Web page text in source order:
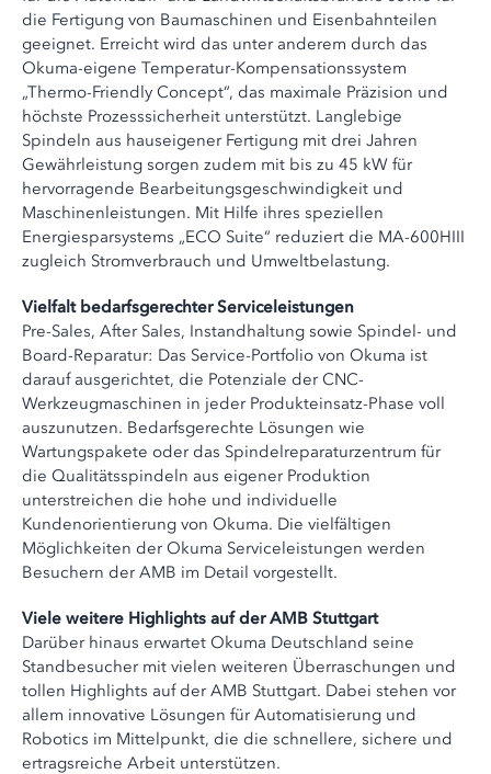
die Fertigung von Baumaschinen und Eisenbahnteilen
geeignet. Erreicht wird das unter anderem durch das
Okuma-eigene Temperatur-Kompensationssystem
„Thermo-Friendly Concept“, das maximale Präzision und
höchste Prozesssicherheit unterstützt. Langlebige
Spindeln aus hauseigener Fertigung mit drei Jahren
Gewährleistung sorgen zudem mit bis zu 45 kW für
hervorragende Bearbeitungsgeschwindigkeit und
Maschinenleistungen. Mit Hilfe ihres speziellen
Energiesparsystems „ECO Suite“ reduziert die MA-600HIII
zugleich Stromverbrauch und Umweltbelastung.
Vielfalt bedarfsgerechter Serviceleistungen
Pre-Sales, After Sales, Instandhaltung sowie Spindel- und
Board-Reparatur: Das Service-Portfolio von Okuma ist
darauf ausgerichtet, die Potenziale der CNC-
Werkzeugmaschinen in jeder Produkteinsatz-Phase voll
auszunutzen. Bedarfsgerechte Lösungen wie
Wartungspakete oder das Spindelreparaturzentrum für
die Qualitätsspindeln aus eigener Produktion
unterstreichen die hohe und individuelle
Kundenorientierung von Okuma. Die vielfältigen
Möglichkeiten der Okuma Serviceleistungen werden
Besuchern der AMB im Detail vorgestellt.
Viele weitere Highlights auf der AMB Stuttgart
Darüber hinaus erwartet Okuma Deutschland seine
Standbesucher mit vielen weiteren Überraschungen und
tollen Highlights auf der AMB Stuttgart. Dabei stehen vor
allem innovative Lösungen für Automatisierung und
Robotics im Mittelpunkt, die die schnellere, sichere und
ertragsreiche Arbeit unterstützen.